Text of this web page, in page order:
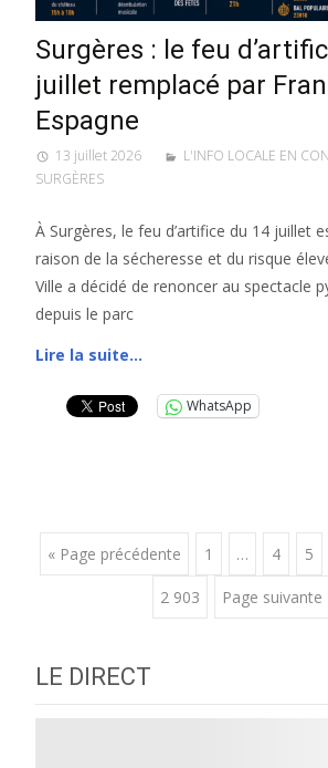
Surgères : le feu
juillet remplacé par
Espagne
13 juillet 2026
L'INFO LOCALE EN
SURGÈRES
À Surgères, le feu d’artifice du 14 juillet
raison de la sécheresse et du risque
Ville a décidé de renoncer au spectacle
depuis le parc
Lire la suite…
WhatsApp
Posts
navigation
« Page précédente 1 … 4 5
2 903 Page suivante
LE DIRECT